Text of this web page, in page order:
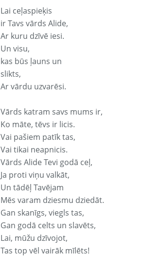
Lai ceļaspieķis
ir Tavs vārds Alide,
Ar kuru dzīvē iesi.
Un visu,
kas būs ļauns un
slikts,
Ar vārdu uzvarēsi.
Vārds katram savs mums ir,
Ko māte, tēvs ir licis.
Vai pašiem patīk tas,
Vai tikai neapnicis.
Vārds Alide Tevi godā ceļ,
Ja proti viņu valkāt,
Un tādēļ Tavējam
Mēs varam dziesmu dziedāt.
Gan skanīgs, viegls tas,
Gan godā celts un slavēts,
Lai, mūžu dzīvojot,
Tas top vēl vairāk mīlēts!